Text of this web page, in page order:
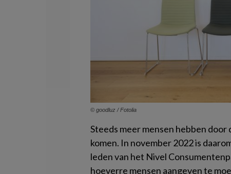
© goodluz / Fotolia
Steeds meer mensen hebben
komen. In november 2022 is
leden van het Nivel
hoeverre mensen aangeven te